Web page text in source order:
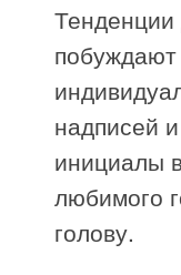
Тенденции
надписей
инициалы
любимого
голову.